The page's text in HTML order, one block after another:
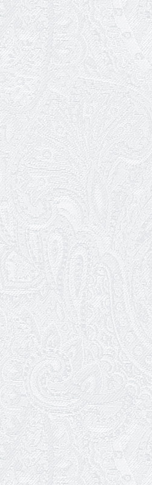
10.05.2026
Онлайн-трансляція
кого?»
09.05.2026
Ювілей Олександра
08.05.2026
Відновлення мюзиклу
06.05.2026
Вітаємо з прем'єрою у
кольори однієї долі»
26.04.2026
З першою прем'єрою
25.04.2026
Трудовий ювілей
24.04.2026
З прем'єрою вистави
родина»!
02.04.2026
Запрошуємо на
«Божевільна родина»
01.04.2026
Трудовий ювілей
27.03.2026
З Всесвітнім днем
26.03.2026
Божевільна родина —